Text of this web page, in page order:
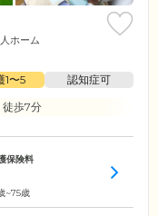
ホーム
1〜5
認知症可
徒歩7分
保険料
~75歳